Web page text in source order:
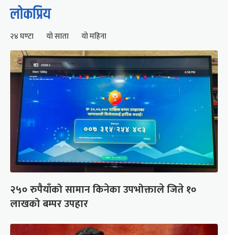
लोकप्रिय
२४ घण्टा यो साता यो महिना
२५० रुपैयाँको सामान किनेका उपभोक्ताले जिते १०
लाखको बम्पर उपहार